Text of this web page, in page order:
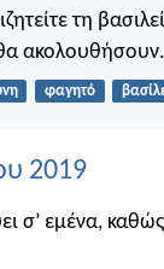
τη
ακολουθήσουν.
φαγητό
2019
σ’ εμένα,